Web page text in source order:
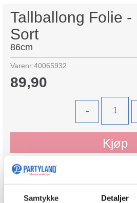
Samtykke Detaljer
Tallballong Folie -
Sort
86cm
Varenr:40065932
89,90
-
Kjøp
Legg i